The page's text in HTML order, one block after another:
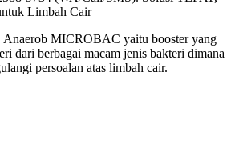
Anaerob MICROBAC yaitu booster yang
dari berbagai macam jenis bakteri dimana
persoalan atas limbah cair.